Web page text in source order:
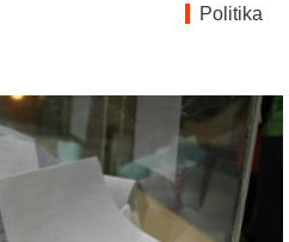
Politika